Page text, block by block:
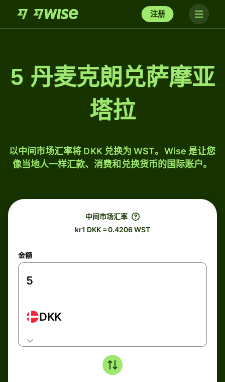
注册
5 丹麦克朗兑萨摩亚
塔拉
以中间市场汇率将 DKK 兑换为 WST。Wise 是让您
像当地人一样汇款、消费和兑换货币的国际账户。
中间市场汇率
kr1 DKK = 0.4206 WST
金额
DKK